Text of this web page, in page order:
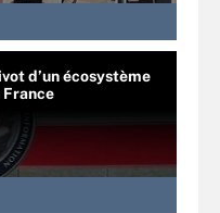
d’un écosystème